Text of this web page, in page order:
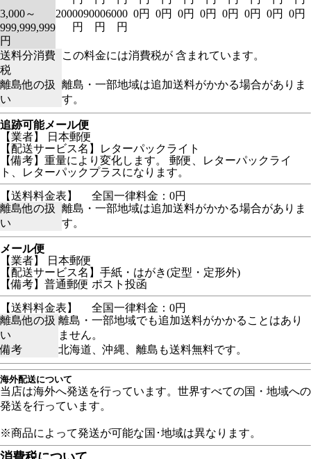
3,000～
999,999,999
円
20000
円
9000
円
6000
円
0円 0円 0円 0円 0円 0円 0円 0円
送料分消費
税
この料金には消費税が 含まれています。
離島他の扱
い
離島・一部地域は追加送料がかかる場合がありま
す。
追跡可能メール便
【業者】 日本郵便
【配送サービス名】レターパックライト
【備考】重量により変化します。 郵便、レターパックライ
ト、レターパックプラスになります。
【送料料金表】
全国一律料金：0円
離島他の扱
い
離島・一部地域は追加送料がかかる場合がありま
す。
メール便
【業者】 日本郵便
【配送サービス名】手紙・はがき(定型・定形外)
【備考】普通郵便 ポスト投函
【送料料金表】
全国一律料金：0円
離島他の扱
い
離島・一部地域でも追加送料がかかることはあり
ません。
備考
北海道、沖縄、離島も送料無料です。
海外配送について
当店は海外へ発送を行っています。世界すべての国・地域への
発送を行っています。
※商品によって発送が可能な国･地域は異なります。